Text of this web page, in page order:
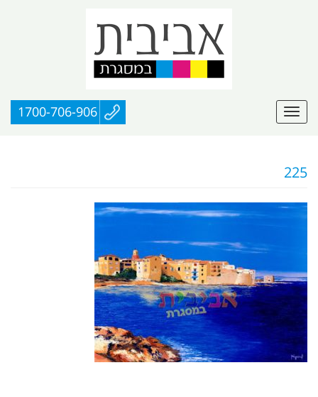
1700-706-906
225